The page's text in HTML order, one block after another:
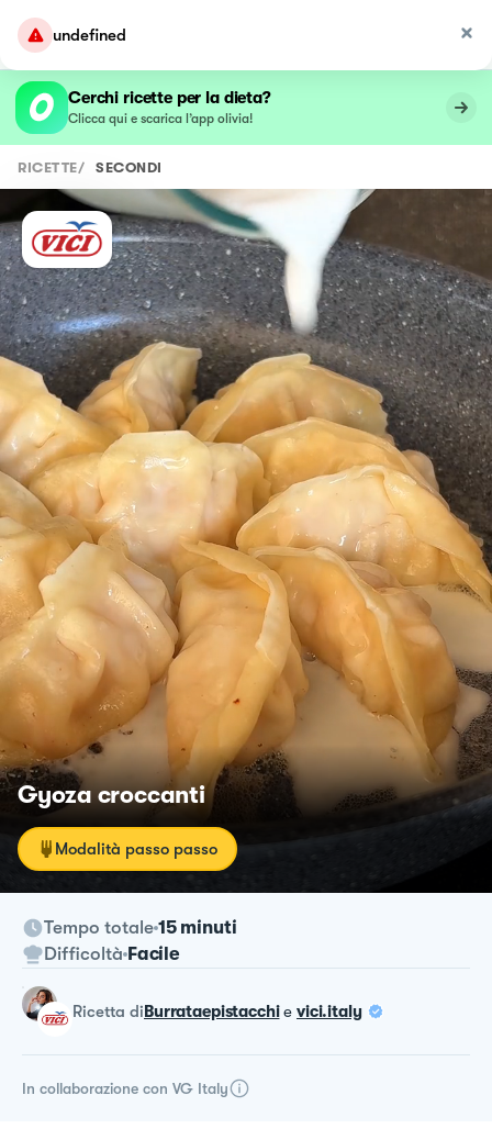
undefined
Cerchi ricette per la dieta?
Clicca qui e scarica l’app olivia!
RICETTE/ SECONDI
Gyoza croccanti
Modalità passo passo
Tempo totale 15 minuti
Difficoltà Facile
ricetta diBurrataepistacchievici.italy
In collaborazione con VG Italy